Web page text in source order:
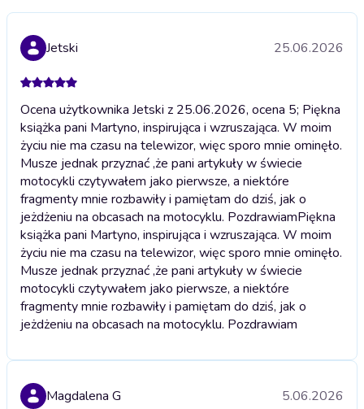
Jetski 25.06.2026
Ocena użytkownika Jetski z 25.06.2026, ocena 5; Piękna
książka pani Martyno, inspirująca i wzruszająca. W moim
życiu nie ma czasu na telewizor, więc sporo mnie ominęło.
Musze jednak przyznać ,że pani artykuły w świecie
motocykli czytywałem jako pierwsze, a niektóre
fragmenty mnie rozbawiły i pamiętam do dziś, jak o
jeżdżeniu na obcasach na motocyklu. PozdrawiamPiękna
książka pani Martyno, inspirująca i wzruszająca. W moim
życiu nie ma czasu na telewizor, więc sporo mnie ominęło.
Musze jednak przyznać ,że pani artykuły w świecie
motocykli czytywałem jako pierwsze, a niektóre
fragmenty mnie rozbawiły i pamiętam do dziś, jak o
jeżdżeniu na obcasach na motocyklu. Pozdrawiam
Magdalena G 5.06.2026